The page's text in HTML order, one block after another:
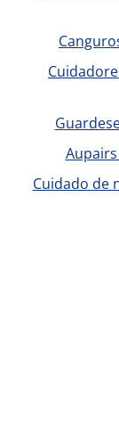
Cuidado de